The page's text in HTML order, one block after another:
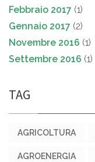
Febbraio 2017 (1)
Gennaio 2017 (2)
Novembre 2016 (1)
Settembre 2016 (1)
TAG
AGRICOLTURA
AGROENERGIA